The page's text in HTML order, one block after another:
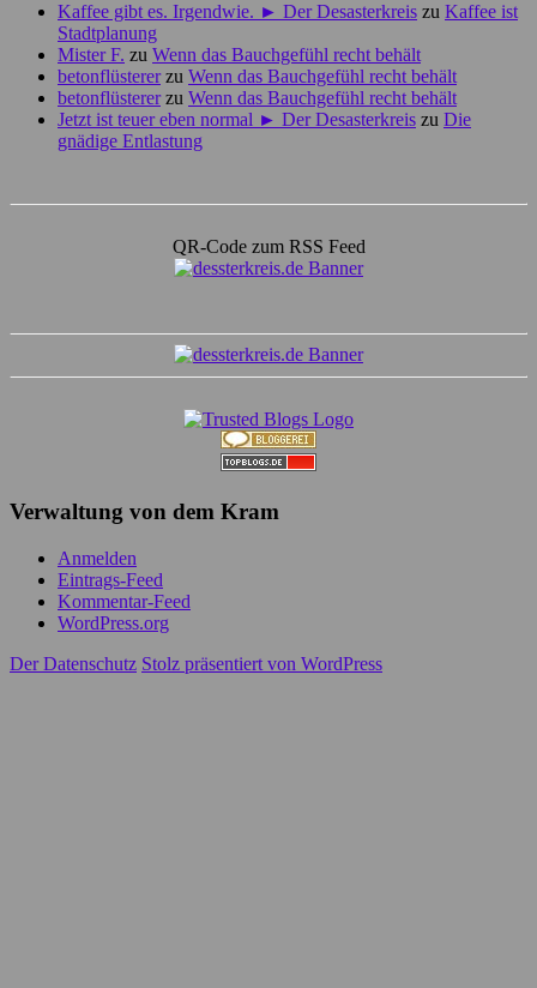
Kaffee gibt es. Irgendwie. ► Der Desasterkreis zu Kaffee ist
Stadtplanung
Mister F. zu Wenn das Bauchgefühl recht behält
betonflüstererzu Wenn das Bauchgefühl recht behält
betonflüstererzu Wenn das Bauchgefühl recht behält
Jetzt ist teuer eben normal ► Der Desasterkreis zu Die
gnädige Entlastung
QR-Code zum RSS Feed
Verwaltung von dem Kram
Anmelden
Eintrags-Feed
Kommentar-Feed
WordPress.org
Der Datenschutz Stolz präsentiert von WordPress